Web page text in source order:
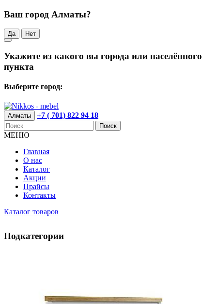
Ваш город Алматы?
Да Нет
Укажите из какого вы города или населённого
пункта
Выберите город:
Алматы +7 ( 701) 822 94 18
Поиск
МЕНЮ
Главная
О нас
Каталог
Акции
Прайсы
Контакты
Каталог товаров
Подкатегории